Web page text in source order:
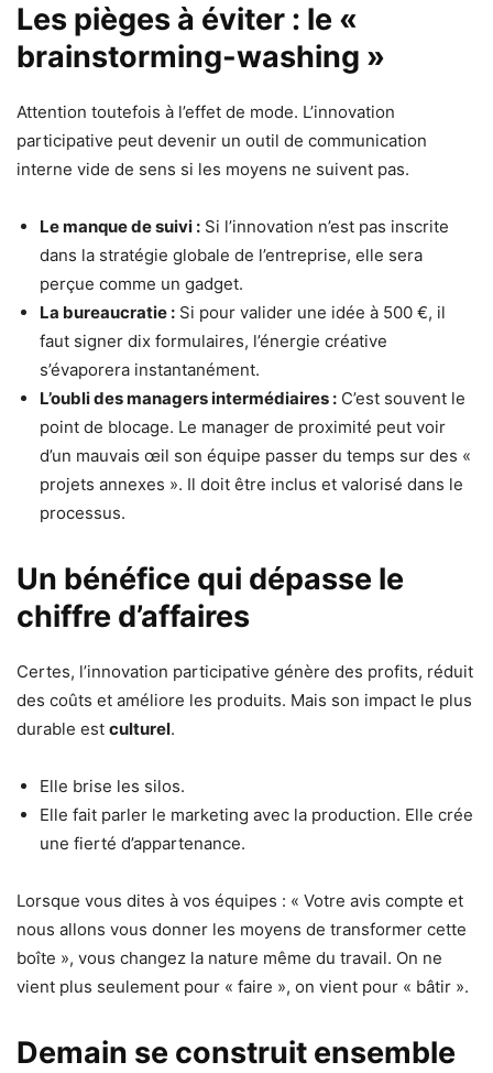
Les pièges à éviter : le «
brainstorming-washing »
Attention toutefois à l’effet de mode. L’innovation
participative peut devenir un outil de communication
interne vide de sens si les moyens ne suivent pas.
Le manque de suivi : Si l’innovation n’est pas inscrite
dans la stratégie globale de l’entreprise, elle sera
perçue comme un gadget.
La bureaucratie : Si pour valider une idée à 500 €, il
faut signer dix formulaires, l’énergie créative
s’évaporera instantanément.
L’oubli des managers intermédiaires : C’est souvent le
point de blocage. Le manager de proximité peut voir
d’un mauvais œil son équipe passer du temps sur des «
projets annexes ». Il doit être inclus et valorisé dans le
processus.
Un bénéfice qui dépasse le
chiffre d’affaires
Certes, l’innovation participative génère des profits, réduit
des coûts et améliore les produits. Mais son impact le plus
durable est culturel.
Elle brise les silos.
Elle fait parler le marketing avec la production. Elle crée
une fierté d’appartenance.
Lorsque vous dites à vos équipes : « Votre avis compte et
nous allons vous donner les moyens de transformer cette
boîte », vous changez la nature même du travail. On ne
vient plus seulement pour « faire », on vient pour « bâtir ».
Demain se construit ensemble